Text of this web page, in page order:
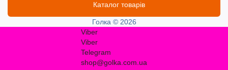
Каталог товарів
Голка © 2026
Viber
Viber
Telegram
shop@golka.com.ua